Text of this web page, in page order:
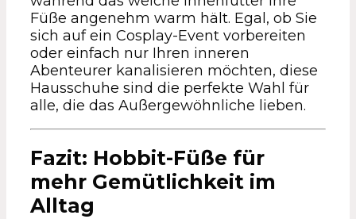
Füße angenehm warm hält. Egal, ob Sie
sich auf ein Cosplay-Event vorbereiten
oder einfach nur Ihren inneren
Abenteurer kanalisieren möchten, diese
Hausschuhe sind die perfekte Wahl für
alle, die das Außergewöhnliche lieben.
Fazit: Hobbit-Füße für
mehr Gemütlichkeit im
Alltag